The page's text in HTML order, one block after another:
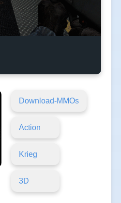
Download-MMOs
Action
Krieg
3D